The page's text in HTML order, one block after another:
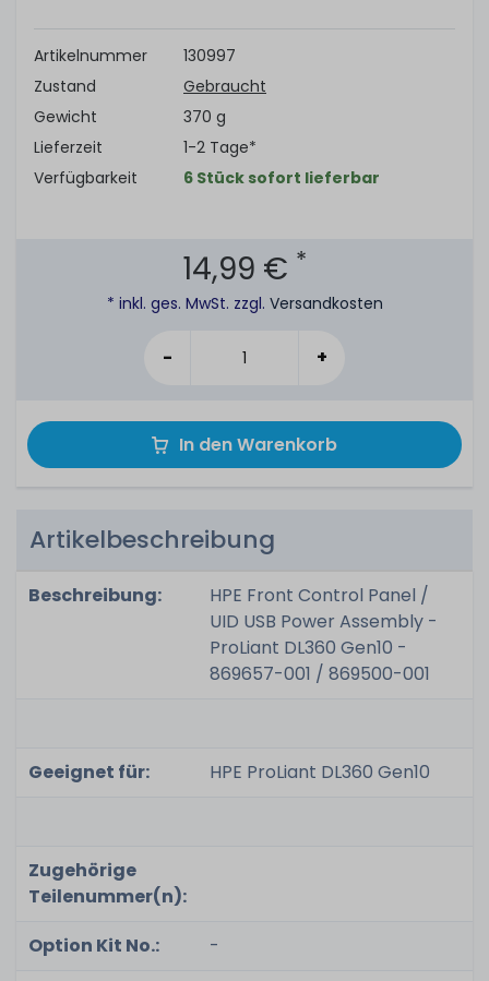
Artikelnummer
130997
Zustand
Gebraucht
Gewicht
370 g
Lieferzeit
1-2 Tage*
Verfügbarkeit
6 Stück sofort lieferbar
14,99 € *
* inkl. ges. MwSt. zzgl. Versandkosten
- +
In den Warenkorb
Artikelbeschreibung
Beschreibung:
HPE Front Control Panel /
UID USB Power Assembly -
ProLiant DL360 Gen10 -
869657-001 / 869500-001
Geeignet für: HPE ProLiant DL360 Gen10
Zugehörige
Teilenummer(n):
Option Kit No.:
-